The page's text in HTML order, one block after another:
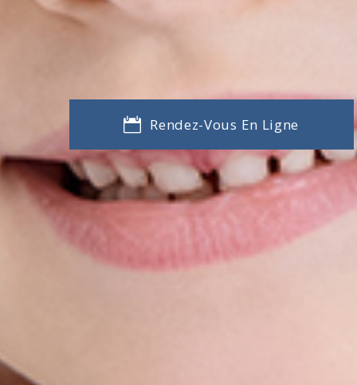
Rendez-Vous En Ligne